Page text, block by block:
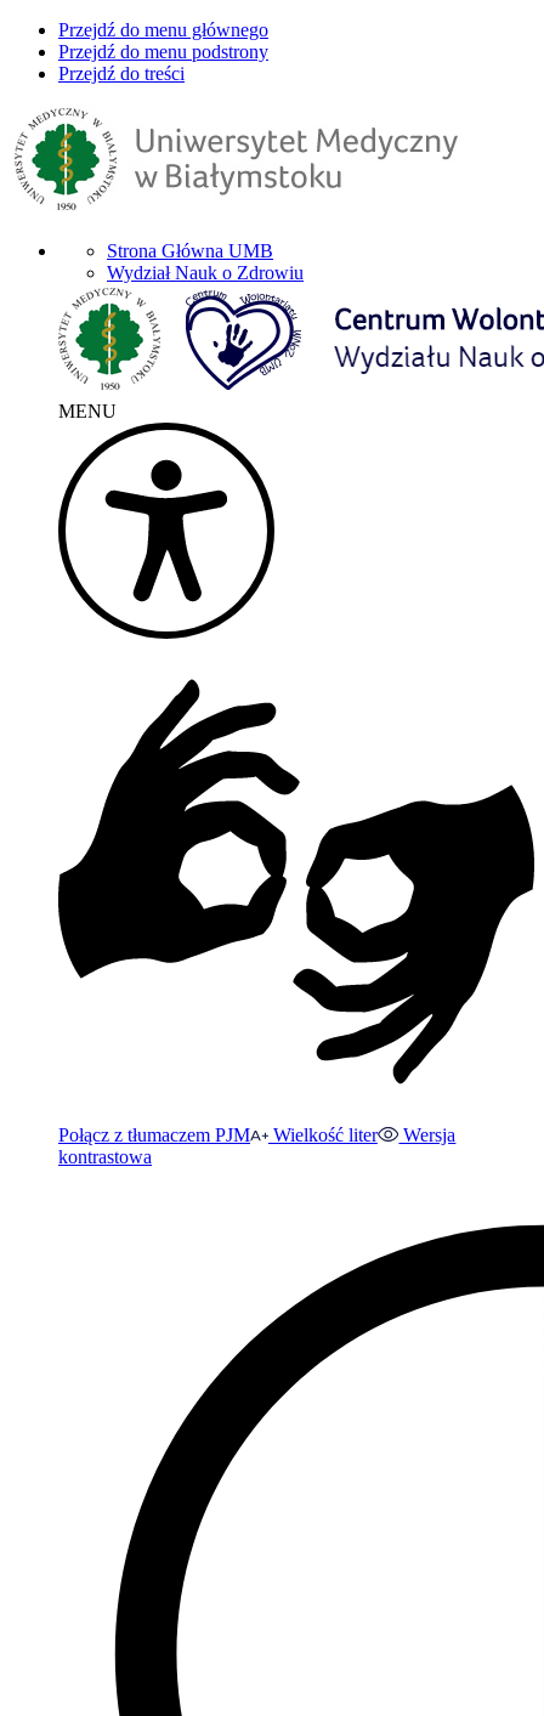
Przejdź do menu głównego
Przejdź do menu podstrony
Przejdź do treści
Strona Główna UMB
Wydział Nauk o Zdrowiu
MENU
Połącz z tłumaczem PJM Wielkość liter
Wersja
kontrastowa